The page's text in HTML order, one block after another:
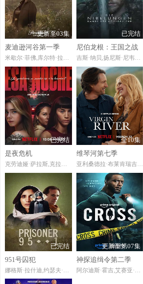
更新至03集
麦迪逊河谷第一季
米歇尔·菲佛,库尔特·拉塞尔,碧儿·加勒特,艾丽·查普曼,帕特里克·J·亚当斯,阿米尔·米勒,AlainaPollack,本·施耐泽,凯文·席格斯,瑞贝卡·斯宾塞,MalcolmVillaverde,丹尼埃拉·瓦斯诺瓦,NajiahKnight,TancSade,AngelaPeters,RenHaggerty,英迪·德罗什,奥古斯特·理查兹,梅瑞迪思·米克尔森,约翰·W·希思
已完结
尼伯龙根：王国之战
吉斯·纳贝,扬尼斯·尼韦纳,多米尼克·马库斯·辛格,LiljavanderZwaag,RosalindeMynster,亚历山德罗·舒斯特,耶迪斯·特里贝尔
已完结
是夜危机
克劳迪娅·萨拉斯,克拉拉·加勒,佩德罗·卡萨布兰科,宝拉·乌塞罗,莱德·迪亚斯,NüllGarcía,加布里埃尔·波兰科,路易斯·戴尔·瓦莱,艾丽西娅·法尔科,JulenClarke,AlbertWollfIISaintFelixNolasco,布鲁诺·巴勃罗·齐托,SonyaPeña,PeioEtxarri,IgnacioVisca
全10集
维琴河第七季
亚利桑德拉·布莱肯瑞吉,马丁·亨德森,凯·布拉德伯里,莎拉·坎宁,蕾切尔·德兰斯,本·霍灵斯沃斯,科迪·基尔斯利
已完结
951号囚犯
更新至第07集
神探追缉令第二季